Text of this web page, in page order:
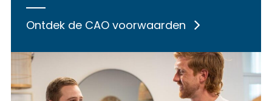
Ontdek de CAO voorwaarden